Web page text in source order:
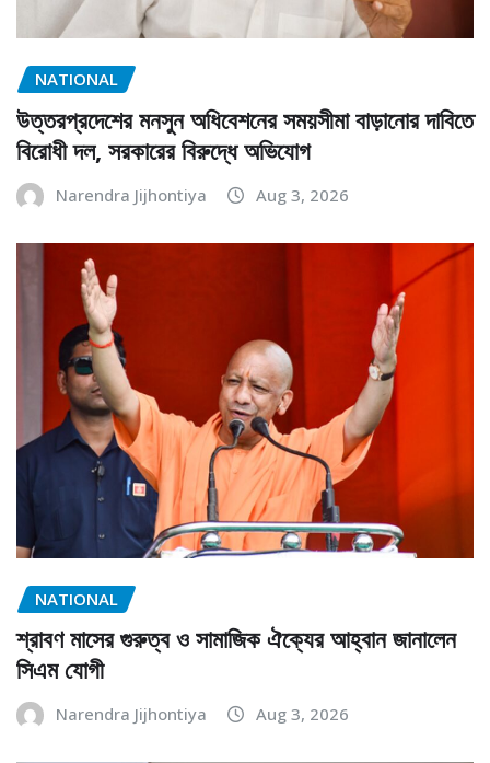
NATIONAL
উত্তরপ্রদেশের মনসুন অধিবেশনের সময়সীমা বাড়ানোর দাবিতে
বিরোধী দল, সরকারের বিরুদ্ধে অভিযোগ
Narendra Jijhontiya Aug 3, 2026
NATIONAL
শ্রাবণ মাসের গুরুত্ব ও সামাজিক ঐক্যের আহ্বান জানালেন
সিএম যোগী
Narendra Jijhontiya Aug 3, 2026